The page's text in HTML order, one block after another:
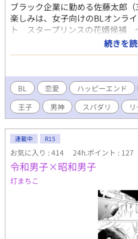
ブラック企業に勤める佐藤太郎
楽しみは、女子向けのBLオンラ
ト スタープリンスの花婿候補
はプレイヤーが攻として、5つの
象を選びカップルが成立すると
子をなすというストーリー…の
ゲーム世界は受の王子たち攻で
た！
続きを
BL 恋愛 ハッピーエンド
王子
男神 スパダリ
連載中 R15
お気に入り : 414 24h.ポイント : 127
令和男子×昭和男子
灯まちこ